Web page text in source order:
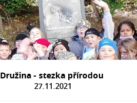
Družina - stezka přírodou
27.11.2021